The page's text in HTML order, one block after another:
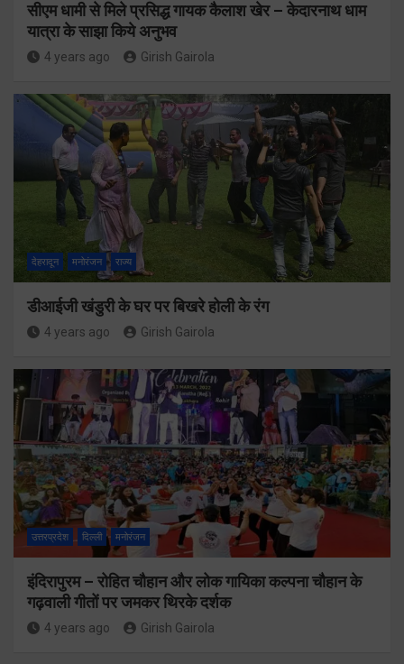
सीएम धामी से मिले प्रसिद्ध गायक कैलाश खेर – केदारनाथ धाम
यात्रा के साझा किये अनुभव
4 years ago Girish Gairola
देहरादून मनोरंजन राज्य
डीआईजी खंडुरी के घर पर बिखरे होली के रंग
4 years ago Girish Gairola
उत्तरप्रदेश दिल्ली मनोरंजन
इंदिरापुरम – रोहित चौहान और लोक गायिका कल्पना चौहान के
गढ़वाली गीतों पर जमकर थिरके दर्शक
4 years ago Girish Gairola